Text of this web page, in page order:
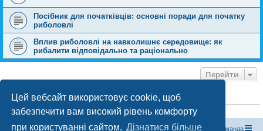
Цей вебсайт використовує cookie, щоб
забезпечити вам високий рівень комфорту
при користуванні сайтом. Дізнатися більше
Посібник для початківців: основні поради для початку
риболовлі
Вплив риболовлі на навколишнє середовище: як
рибалити відповідально та раціонально
Перейти
ХТО ЗАРАЗ ОНЛАЙН
Зараз переглядають цей форум:ClaudeBot [бот ШІ]і 0 гостей
Магазин спорядження Туристичний форум «Рюкзак» Команда